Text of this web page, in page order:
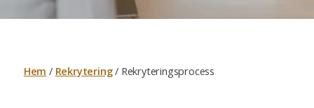
Hem / Rekrytering/ Rekryteringsprocess